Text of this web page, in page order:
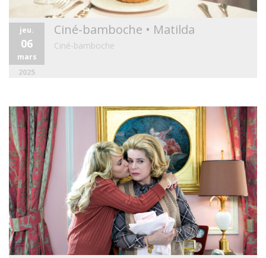
jeu.
06
mars
2025
Ciné-bamboche • Matilda
Ciné-bamboche